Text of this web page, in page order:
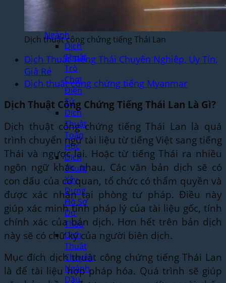
Ngành
Dịch
Thuật
Trò
Chơi
Điện
Tử
Dịch
Thuật
Toán
Học
Dịch
Thuật
Xây
Dựng,
Hồ Sơ
Dự
Thầu
Dịch
Thuật
Chuyên
Ngành
Dầu
Dịch thuật công chứng tiếng Thái Lan
Dịch Thuật Tiếng Thái Chuyên Nghiệp, Uy Tín,
Giá Rẻ
Dịch thuật công chứng tiếng Myanmar
Dịch Thuật Công Chứng Tiếng Thái Lan Là Gì?
Dịch thuật công chứng tiếng Thái Lan là quá
trình chuyển ngữ tài liệu từ tiếng Việt sang tiếng
Thái và ngược lại. Hoặc từ tiếng Thái ra nhiều
ngôn ngữ khác nhau. Các văn bản dịch sẽ có
con dấu của cơ quan, tổ chức có thẩm quyền và
được xác nhận tại phòng tư pháp. Điều này
giúp xác minh tính pháp lý của tài liệu gốc, tính
chính xác của bản dịch. Hơn hết trên bản dịch
này sẽ có chữ ký của người biên dịch.
Mục đích dịch thuật công chứng tiếng Thái Lan
là để tài liệu hợp pháp hóa. Quá trình sẽ giúp